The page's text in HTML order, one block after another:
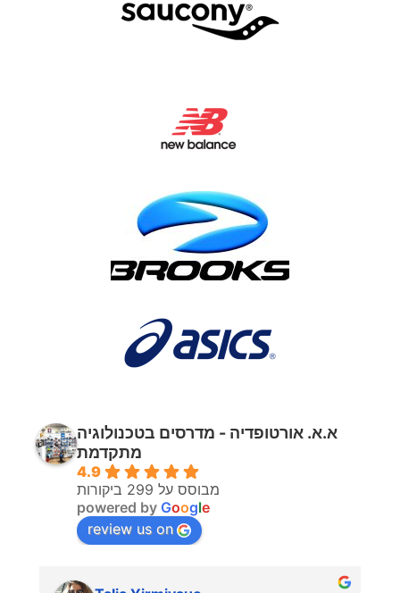
א.א. אורטופדיה - מדרסים בטכנולוגיה
מתקדמת
4.9
מבוסס על 299 ביקורות
powered by Google
review us on